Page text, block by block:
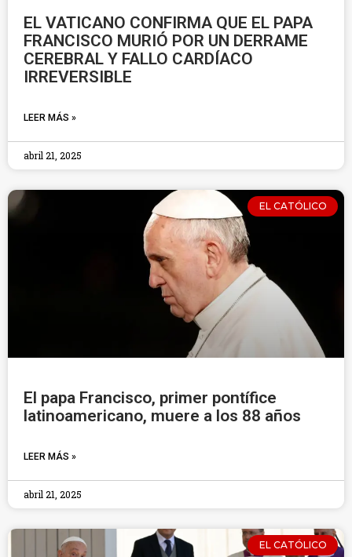
EL VATICANO CONFIRMA QUE EL PAPA
FRANCISCO MURIÓ POR UN DERRAME
CEREBRAL Y FALLO CARDÍACO
IRREVERSIBLE
LEER MÁS »
abril 21, 2025
EL CATÓLICO
El papa Francisco, primer pontífice
latinoamericano, muere a los 88 años
LEER MÁS »
abril 21, 2025
EL CATÓLICO